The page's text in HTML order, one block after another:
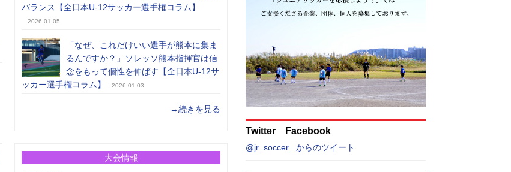
バランス【全日本U-12サッカー選手権コラム】
2026.01.05
「なぜ、これだけいい選手が熊本に集ま
るんですか？」ソレッソ熊本指揮官は信
念をもって個性を伸ばす【全日本U-12サ
ッカー選手権コラム】
2026.01.03
→続きを見る
大会情報
Twitter Facebook
@jr_soccer_ からのツイート